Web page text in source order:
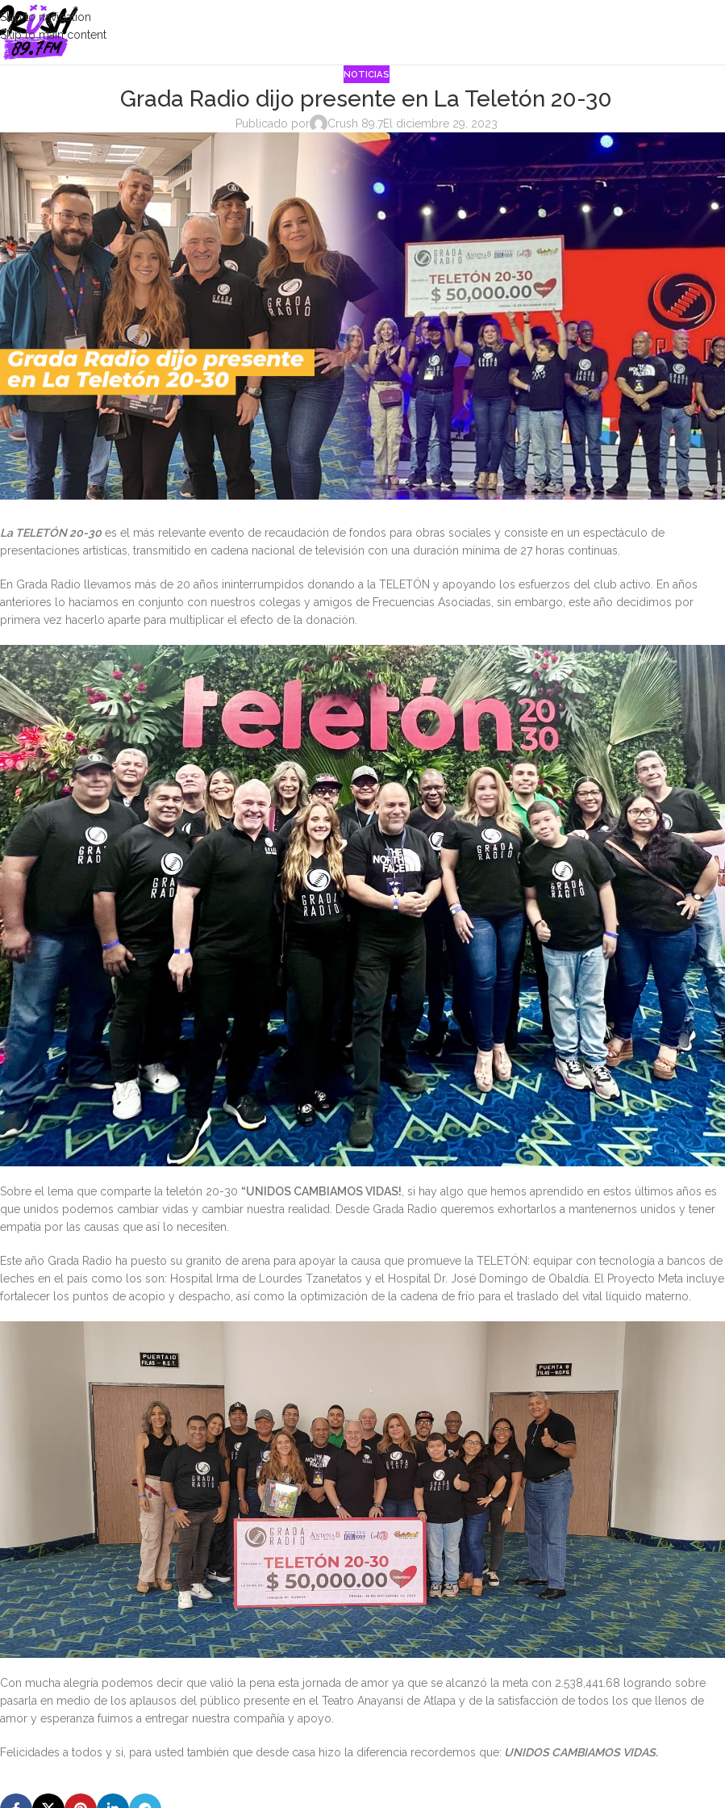
Skip to navigation
Skip to main content
NOTICIAS
Grada Radio dijo presente en La Teletón 20-30
Publicado por Crush 89.7El diciembre 29, 2023
La TELETÓN 20-30 es el más relevante evento de recaudación de fondos para obras sociales y consiste en un espectáculo de
presentaciones artísticas, transmitido en cadena nacional de televisión con una duración mínima de 27 horas continuas.
En Grada Radio llevamos más de 20 años ininterrumpidos donando a la TELETÓN y apoyando los esfuerzos del club activo. En años
anteriores lo hacíamos en conjunto con nuestros colegas y amigos de Frecuencias Asociadas, sin embargo, este año decidimos por
primera vez hacerlo aparte para multiplicar el efecto de la donación.
Sobre el lema que comparte la teletón 20-30 “UNIDOS CAMBIAMOS VIDAS!, si hay algo que hemos aprendido en estos últimos años es
que unidos podemos cambiar vidas y cambiar nuestra realidad. Desde Grada Radio queremos exhortarlos a mantenernos unidos y tener
empatía por las causas que así lo necesiten.
Este año Grada Radio ha puesto su granito de arena para apoyar la causa que promueve la TELETÓN: equipar con tecnología a bancos de
leches en el país como los son: Hospital Irma de Lourdes Tzanetatos y el Hospital Dr. José Domingo de Obaldía. El Proyecto Meta incluye
fortalecer los puntos de acopio y despacho, así como la optimización de la cadena de frío para el traslado del vital líquido materno.
Con mucha alegría podemos decir que valió la pena esta jornada de amor ya que se alcanzó la meta con 2.538,441.68 logrando sobre
pasarla en medio de los aplausos del público presente en el Teatro Anayansi de Atlapa y de la satisfacción de todos los que llenos de
amor y esperanza fuimos a entregar nuestra compañía y apoyo.
Felicidades a todos y si, para usted también que desde casa hizo la diferencia recordemos que: UNIDOS CAMBIAMOS VIDAS.